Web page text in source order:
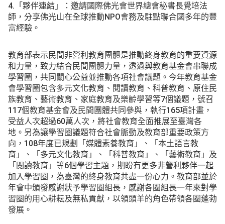
4.「夥伴連結」：邀請國際佛光會世界總會秘書長覺培法
師，分享佛光山在全球推動NPO會務及駐點聯合國多年的豐
富經驗。
教育部表示民間非營利教育團體是推動終身教育的重要資源
和力量，致力結合民間團體力量，透過與教育基金會串聯成
學習圈，共同關心公益並推動各項社會議題。今年教育基金
會學習圈包含多元文化教育、閱讀教育、科普教育、原住民
族教育、藝術教育、家庭教育及樂齡學習等7個議題，號召
117個教育基金會及民間團體共同參與，執行165項計畫，
受益人次超過60萬人次，將社會教育全面推展至臺灣各
地。另為讓學習圈議題符合社會脈動及教育部重要政策方
向，108年度已規劃「媒體素養教育」、「本土語言教
育」、「多元文化教育」、「科普教育」、「藝術教育」及
「閱讀教育」等6個學習主題，期盼有更多非營利夥伴一起
加入學習圈，為臺灣的終身教育共盡一份心力。教育部並於
年會中頒發感謝狀予學習圈組長，感謝各圈組長一年來對學
習圈的用心耕耘及無私貢獻，以領頭羊的角色帶領各圈蓬勃
發展。